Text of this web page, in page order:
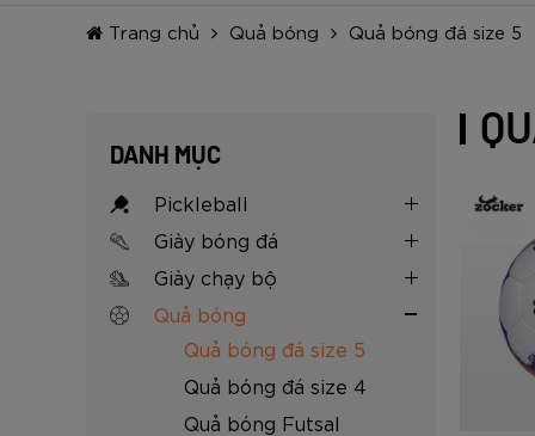
Giày trẻ em 779.000
Quần áo Pickleball
Phụ kiện Pickleball
BST Pickleball Zocker Junior
2.890.000
1.690.000
1.690.000
569.000
Trang chủ Quả bóng Quả bóng đá size 5
DANH MỤC
Pickleball
Giày bóng đá
Giày chạy bộ
Quả bóng
Quả bóng đá size 5
Quả bóng đá size 4
Quả bóng Futsal